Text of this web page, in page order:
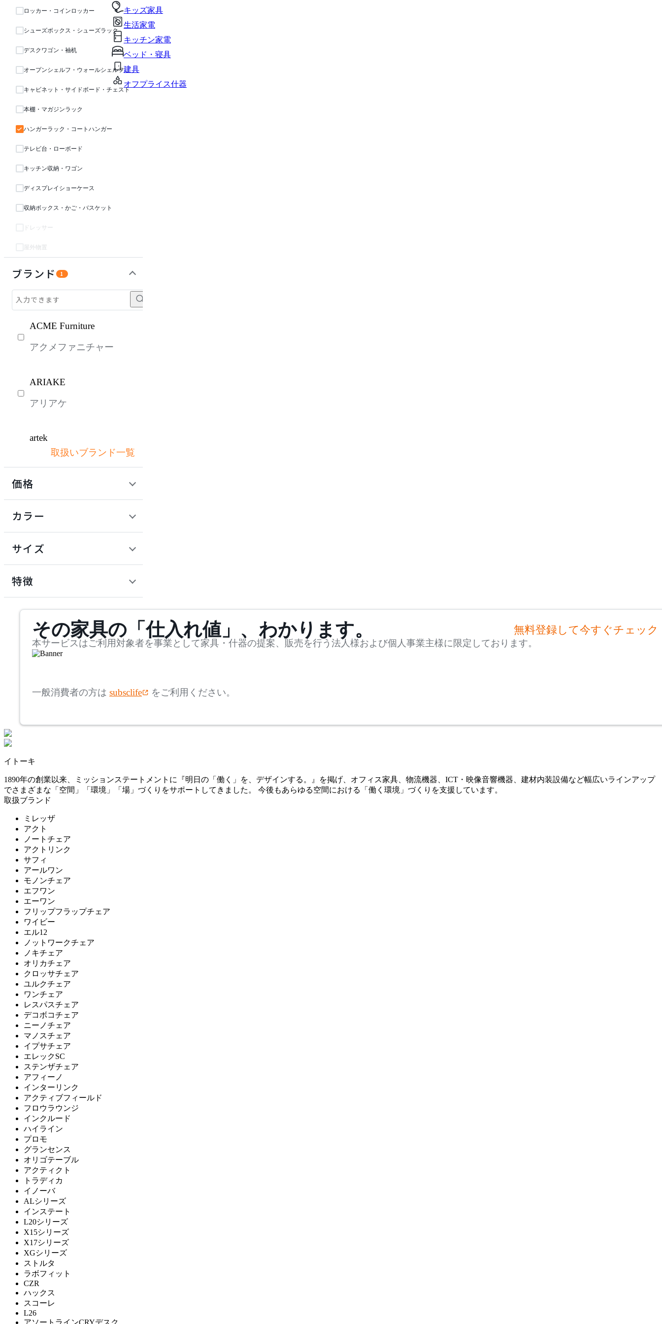
キッズ家具
生活家電
キッチン家電
ベッド・寝具
建具
オフプライス什器
ロッカー・コインロッカー
シューズボックス・シューズラック
デスクワゴン・袖机
オープンシェルフ・ウォールシェルフ・ラック
キャビネット・サイドボード・チェスト
本棚・マガジンラック
ハンガーラック・コートハンガー
テレビ台・ローボード
キッチン収納・ワゴン
ディスプレイショーケース
収納ボックス・かご・バスケット
ドレッサー
屋外物置
ブランド 1
ACME Furniture
アクメファニチャー
ARIAKE
アリアケ
artek
アルテック
アズマヤ
cascando
カンディハウス
DUENDE
デュエンデ
DULTON
ダルトン
FLACE
フレイス
Form & Refine
フォームアンドリファイ
ン
FRITZ HANSEN
フリッツハンセン
FRONT PAGE NEWS
フロント・ページ・ニュ
ース
HAY
ヘイ
HIDA
ヒダ
HIKARI
ヒカリ
IDÉE
イデー
取扱いブランド一覧
価格
カラー
サイズ
mm
検索
~
~
特徴
その家具の「仕入れ値」、わかります。 無料登録して今すぐチェック
本サービスはご利用対象者を事業として家具・什器の提案、販売を行う法人様および個人事業主様に限定しております。
一般消費者の方は subsclife をご利用ください。
イトーキ
1890年の創業以来、ミッションステートメントに『明日の「働く」を、デザインする。』を掲げ、オフィス家具、物流機器、ICT・映像音響機器、建材内装設備など幅広いラインアップ
でさまざまな「空間」「環境」「場」づくりをサポートしてきました。 今後もあらゆる空間における「働く環境」づくりを支援しています。
取扱ブランド
ミレッザ
アクト
ノートチェア
アクトリンク
サフィ
アールワン
モノンチェア
エフワン
エーワン
フリップフラップチェア
ワイビー
エル12
ノットワークチェア
ノキチェア
オリカチェア
クロッサチェア
ユルクチェア
ワンチェア
レスパスチェア
デコボコチェア
ニーノチェア
マノスチェア
イプサチェア
エレックSC
ステンザチェア
アフィーノ
インターリンク
アクティブフィールド
フロウラウンジ
インクルード
ハイライン
プロモ
グランセンス
オリゴテーブル
アクティクト
トラディカ
イノーバ
ALシリーズ
インステート
L20シリーズ
X15シリーズ
X17シリーズ
XGシリーズ
ストルタ
ラボフィット
CZR
ハックス
スコーレ
L26
アソートラインCRYデスク